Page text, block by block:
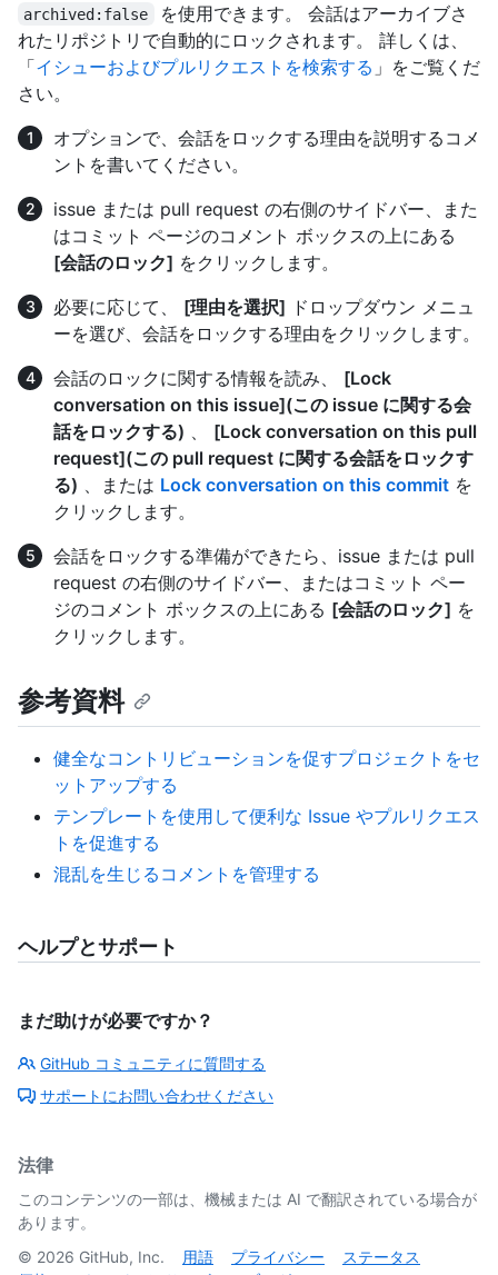
archived:false
を使用できます。 会話はアーカイブさ
れたリポジトリで自動的にロックされます。 詳しくは、
「イシューおよびプルリクエストを検索する 」をご覧くだ
さい。
オプションで、会話をロックする理由を説明するコメ
ントを書いてください。
issue または pull request の右側のサイドバー、また
はコミット ページのコメント ボックスの上にある
[会話のロック] をクリックします。
必要に応じて、 [理由を選択] ドロップダウン メニュ
ーを選び、会話をロックする理由をクリックします。
会話のロックに関する情報を読み、 [Lock
conversation on this issue](この issue に関する会
話をロックする)
[Lock conversation on this pull
request](この pull request に関する会話をロックす
る) 、または Lock conversation on this commit を
クリックします。
会話をロックする準備ができたら、issue または pull
request の右側のサイドバー、またはコミット ペー
ジのコメント ボックスの上にある [会話のロック] を
クリックします。
参考資料
健全なコントリビューションを促すプロジェクトをセ
ットアップする
テンプレートを使用して便利な Issue やプルリクエス
トを促進する
混乱を生じるコメントを管理する
ヘルプとサポート
まだ助けが必要ですか？
GitHub コミュニティに質問する
サポートにお問い合わせください
法律
このコンテンツの一部は、機械または AI で翻訳されている場合が
あります。
© 2026 GitHub, Inc. 用語 プライバシー
ステータス